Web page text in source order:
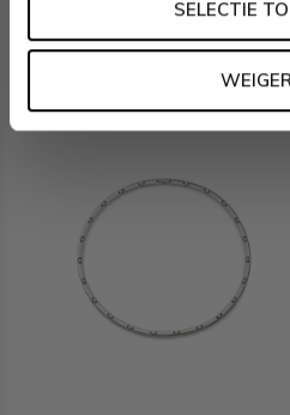
SELECTIE
Recent bekeken